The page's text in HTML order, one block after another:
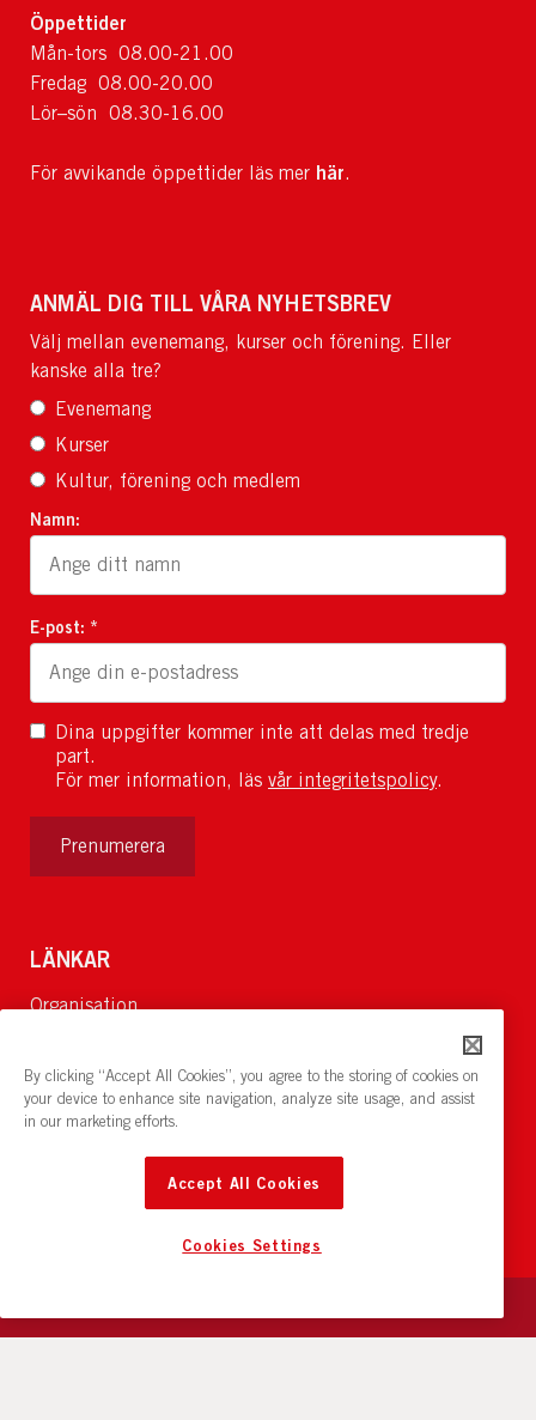
Öppettider
Mån-tors 08.00-21.00
Fredag 08.00-20.00
Lör–sön 08.30-16.00
För avvikande öppettider läs mer här.
ANMÄL DIG TILL VÅRA NYHETSBREV
Välj mellan evenemang, kurser och förening. Eller
kanske alla tre?
Evenemang
Kurser
Kultur, förening och medlem
Namn:
E-post: *
Dina uppgifter kommer inte att delas med tredje
part.
För mer information, läs vår integritetspolicy.
Prenumerera
LÄNKAR
Organisation
Lediga jobb
Nyheter och pressrum
Restaurang och konferens: cirkelnstockholm.se
By clicking “Accept All Cookies”, you agree to the storing of cookies on
your device to enhance site navigation, analyze site usage, and assist
in our marketing efforts.
Accept All Cookies
Cookies Settings